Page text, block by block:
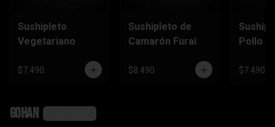
Sushipleto
Vegetariano
$7.490
Sushipleto de
Camarón Furai
$8.490
Pollo
$7.490
Gohan